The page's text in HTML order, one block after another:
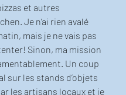
et autres
Je n’ai rien avalé
mais je ne vais pas
Sinon, ma mission
Un coup
sur les stands d’objets
les artisans locaux et je